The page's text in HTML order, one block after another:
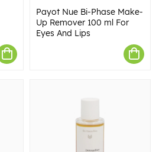
Payot Nue Bi-Phase Make-
Up Remover 100 ml For
Eyes And Lips